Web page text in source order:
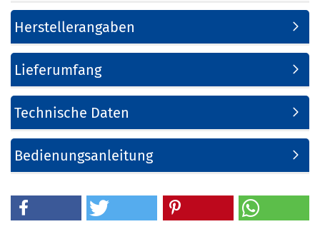
Herstellerangaben
Lieferumfang
Technische Daten
Bedienungsanleitung